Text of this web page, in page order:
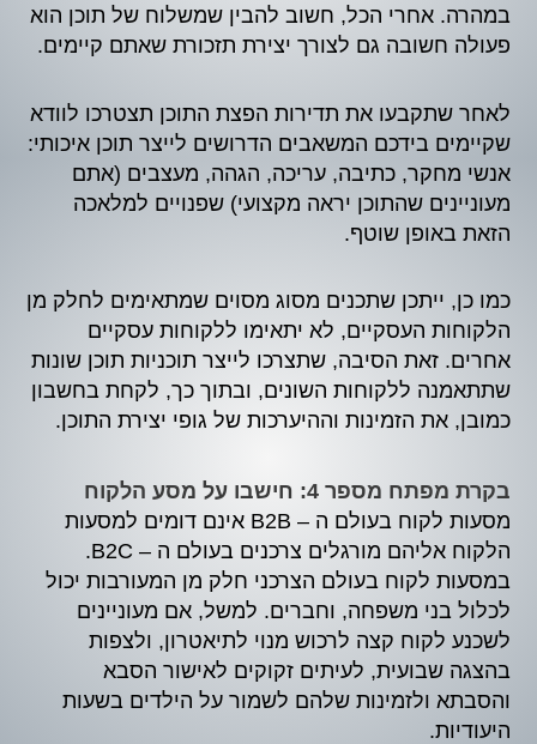
במהרה. אחרי הכל, חשוב להבין שמשלוח של תוכן הוא
פעולה חשובה גם לצורך יצירת תזכורת שאתם קיימים.
לאחר שתקבעו את תדירות הפצת התוכן תצטרכו לוודא
שקיימים בידכם המשאבים הדרושים לייצר תוכן איכותי:
אנשי מחקר, כתיבה, עריכה, הגהה, מעצבים (אתם
מעוניינים שהתוכן יראה מקצועי) שפנויים למלאכה
הזאת באופן שוטף.
כמו כן, ייתכן שתכנים מסוג מסוים שמתאימים לחלק מן
הלקוחות העסקיים, לא יתאימו ללקוחות עסקיים
אחרים. זאת הסיבה, שתצרכו לייצר תוכניות תוכן שונות
שתתאמנה ללקוחות השונים, ובתוך כך, לקחת בחשבון
כמובן, את הזמינות וההיערכות של גופי יצירת התוכן.
בקרת מפתח מספר 4: חישבו על מסע הלקוח
מסעות לקוח בעולם ה – B2B אינם דומים למסעות
הלקוח אליהם מורגלים צרכנים בעולם ה – B2C.
במסעות לקוח בעולם הצרכני חלק מן המעורבות יכול
לכלול בני משפחה, וחברים. למשל, אם מעוניינים
לשכנע לקוח קצה לרכוש מנוי לתיאטרון, ולצפות
בהצגה שבועית, לעיתים זקוקים לאישור הסבא
והסבתא ולזמינות שלהם לשמור על הילדים בשעות
היעודיות.